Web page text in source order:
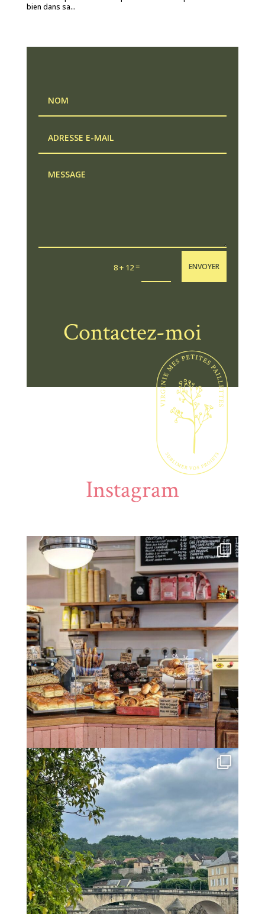
bien dans sa...
8 + 12= ENVOYER
Contactez-moi
Instagram